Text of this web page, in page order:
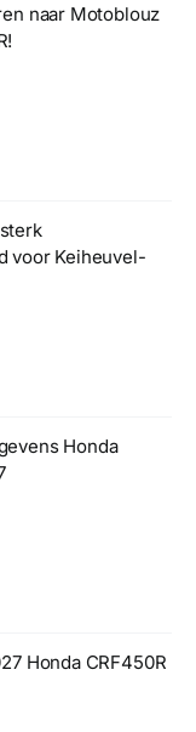
naar Motoblouz
voor Keiheuvel-
Honda
Honda CRF450R